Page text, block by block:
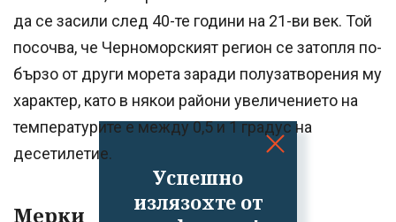
Успешно
излязохте от
да се засили след 40-те години на 21-ви век. Той
посочва, че Черноморският регион се затопля по-
бързо от други морета заради полузатворения му
характер, като в някои райони увеличението на
температурите е между 0,5 и 1 градус на
десетилетие.
Мерки